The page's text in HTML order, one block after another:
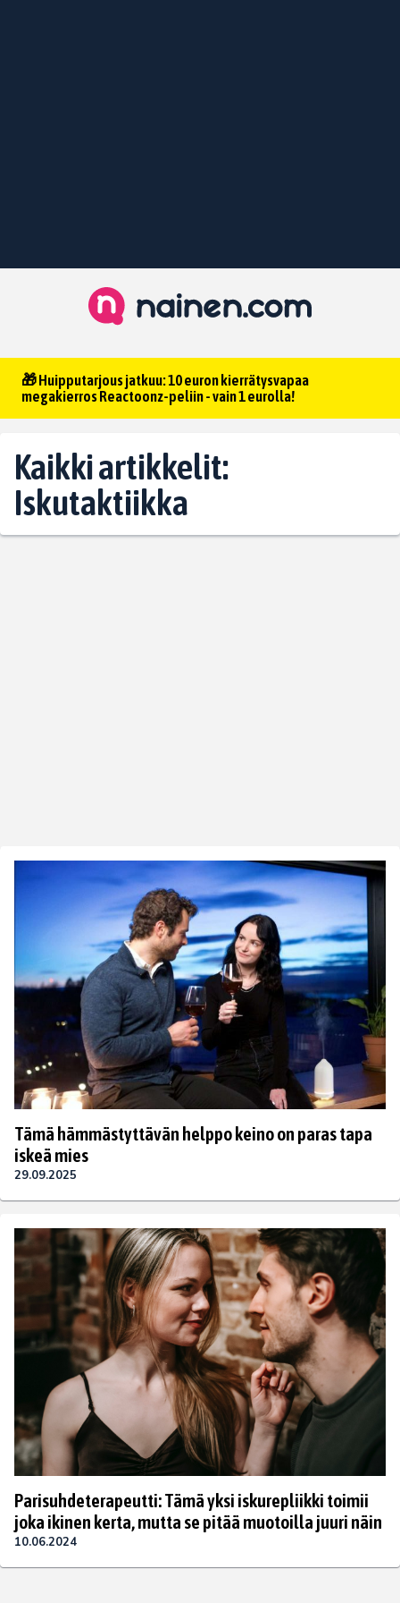
🎁 Huipputarjous jatkuu: 10 euron kierrätysvapaa
megakierros Reactoonz-peliin - vain 1 eurolla!
Kaikki artikkelit:
Iskutaktiikka
Tämä hämmästyttävän helppo keino on paras tapa
iskeä mies
29.09.2025
Parisuhdeterapeutti: Tämä yksi iskurepliikki toimii
joka ikinen kerta, mutta se pitää muotoilla juuri näin
10.06.2024